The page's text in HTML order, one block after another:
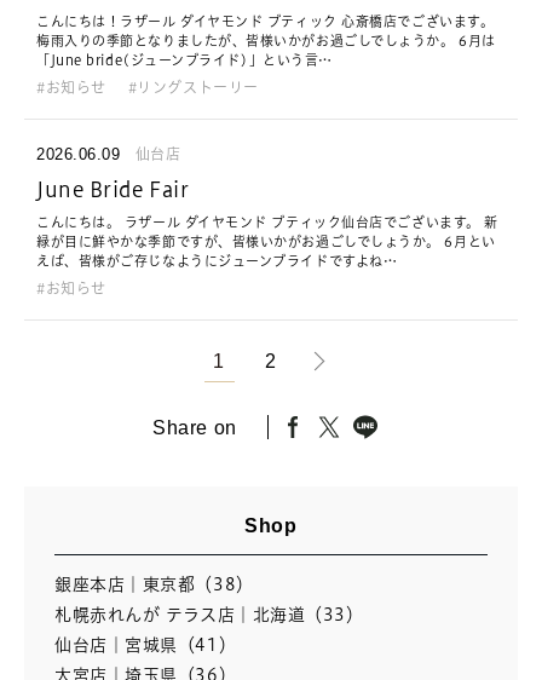
こんにちは！ラザール ダイヤモンド ブティック 心斎橋店でございます。
梅雨入りの季節となりましたが、皆様いかがお過ごしでしょうか。 6月は
「June bride(ジューンブライド)」という言…
お知らせ リングストーリー
2026.06.09 仙台店
June Bride Fair
こんにちは。 ラザール ダイヤモンド ブティック仙台店でございます。 新
緑が目に鮮やかな季節ですが、皆様いかがお過ごしでしょうか。 6月とい
えば、皆様がご存じなようにジューンブライドですよね…
お知らせ
1 2
Share on
Shop
銀座本店｜東京都（38）
札幌赤れんが テラス店｜北海道（33）
仙台店｜宮城県（41）
大宮店｜埼玉県（36）